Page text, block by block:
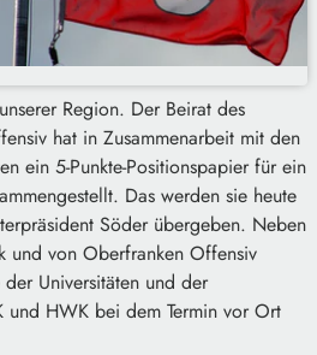
Region. Der Beirat des
hat in Zusammenarbeit mit den
ein 5-Punkte-Positionspapier für ein
Das werden sie heute
Söder übergeben. Neben
und von Oberfranken Offensiv
Universitäten und der
und HWK bei dem Termin vor Ort